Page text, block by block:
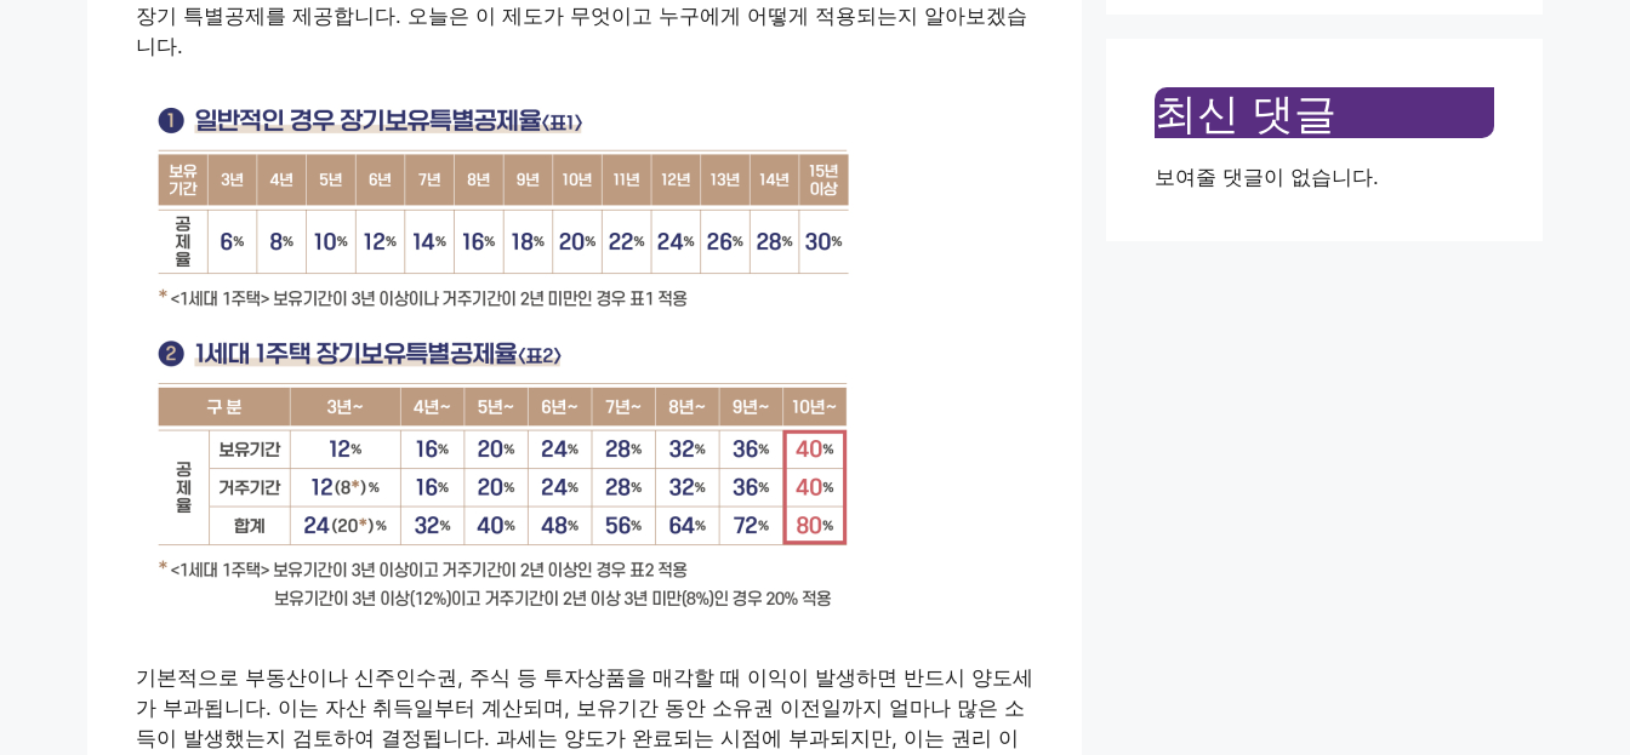
장기 특별공제를 제공합니다. 오늘은 이 제도가 무엇이고 누구에게 어떻게 적용되는지 알아보겠습
니다.
기본적으로 부동산이나 신주인수권, 주식 등 투자상품을 매각할 때 이익이 발생하면 반드시 양도세
가 부과됩니다. 이는 자산 취득일부터 계산되며, 보유기간 동안 소유권 이전일까지 얼마나 많은 소
득이 발생했는지 검토하여 결정됩니다. 과세는 양도가 완료되는 시점에 부과되지만, 이는 권리 이
최신 댓글
보여줄 댓글이 없습니다.